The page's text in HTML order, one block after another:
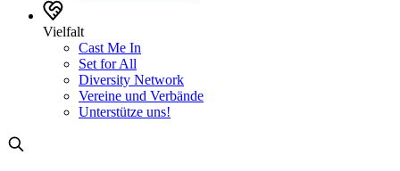
Vielfalt
Cast Me In
Set for All
Diversity Network
Vereine und Verbände
Unterstütze uns!